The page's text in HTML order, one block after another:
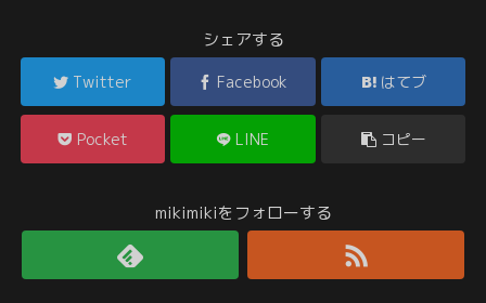
シェアする
Twitter Facebook はてブ
Pocket LINE コピー
mikimikiをフォローする